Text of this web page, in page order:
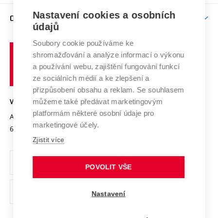
E-přihláška
Závěrečné práce
Doktorské studium
Studium bez bariér
Podpora podnikání
Mezinárodní vědecká rada
Systém zajišťování kvality výzkumu
Výzkumné infrastruktury
Transfer znalostí
Open Science
Projekty
Projekty ze strukturálních fondů
Specifický výzkum
Zahraniční spolupráce
Spolupráce se školami
Služby univerzity
Mezinárodní dohody
Univerzitní sítě
O UNIVERZITĚ
Profil univerzity
Udržitelná univerzita
Podnikavá univerzita / ContriBUTe
Bezpečná univerzita
Vyznamenání
Organizační struktura
Ochrana osobních údajů
odkaz)
učení
technické
VYSOKÉ UČENÍ TECHNICKÉ V BRNĚ
Antonínská 548/1
602 00 Brno
www.vut.cz
vut@vutbr.cz
Nastavení cookies a osobních
údajů
Soubory cookie používáme ke
shromažďování a analýze informací o výkonu
a používání webu, zajištění fungování funkcí
ze sociálních médií a ke zlepšení a
přizpůsobení obsahu a reklam. Se souhlasem
můžeme také předávat marketingovým
platformám některé osobní údaje pro
marketingové účely.
Zjistit více
POVOLIT VŠE
Nastavení